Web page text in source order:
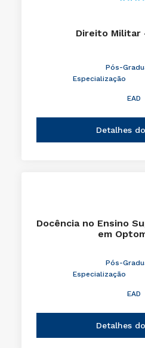
Direito Militar
Pós-
Especialização
EAD
Detalhes
Docência no Ensino
em
Pós-
Especialização
EAD
Detalhes